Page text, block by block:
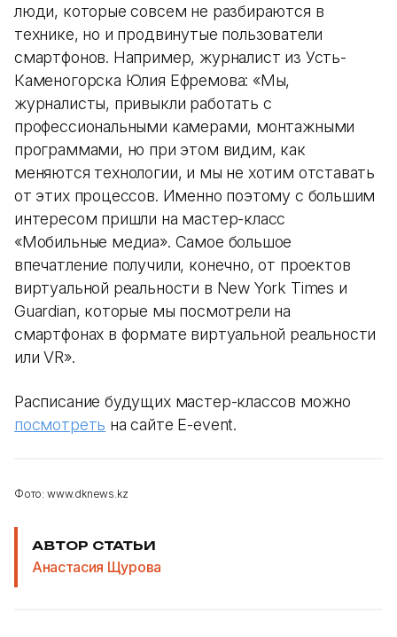
люди, которые совсем не разбираются в
технике, но и продвинутые пользователи
смартфонов. Например, журналист из Усть-
Каменогорска Юлия Ефремова: «Мы,
журналисты, привыкли работать с
профессиональными камерами, монтажными
программами, но при этом видим, как
меняются технологии, и мы не хотим отставать
от этих процессов. Именно поэтому с большим
интересом пришли на мастер-класс
«Мобильные медиа». Самое большое
впечатление получили, конечно, от проектов
виртуальной реальности в New York Times и
Guardian, которые мы посмотрели на
смартфонах в формате виртуальной реальности
или VR».
Расписание будущих мастер-классов можно
посмотреть на сайте E-event.
Фото: www.dknews.kz
АВТОР СТАТЬИ
Анастасия Щурова